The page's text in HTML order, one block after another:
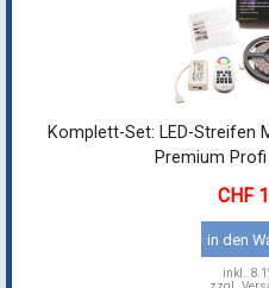
Komplett-Set: LED-Streifen
Premium
in den
inkl.